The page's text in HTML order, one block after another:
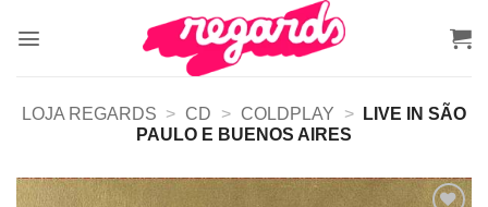
LOJA REGARDS > CD > COLDPLAY >
LIVE IN SÃO
PAULO E BUENOS AIRES